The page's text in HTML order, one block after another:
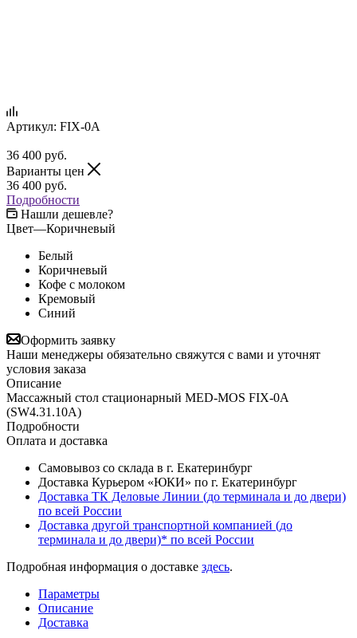
Артикул: FIX-0A
36 400 руб.
Варианты цен
36 400 руб.
Подробности
Нашли дешевле?
Цвет—Коричневый
Белый
Коричневый
Кофе с молоком
Кремовый
Синий
Оформить заявку
Наши менеджеры обязательно свяжутся с вами и уточнят
условия заказа
Описание
Массажный стол стационарный MED-MOS FIX-0A
(SW4.31.10A)
Подробности
Оплата и доставка
Самовывоз со склада в г. Екатеринбург
Доставка Курьером «ЮКИ» по г. Екатеринбург
Доставка ТК Деловые Линии (до терминала и до двери)
по всей России
Доставка другой транспортной компанией (до
терминала и до двери)* по всей России
Подробная информация о доставке здесь.
Параметры
Описание
Доставка